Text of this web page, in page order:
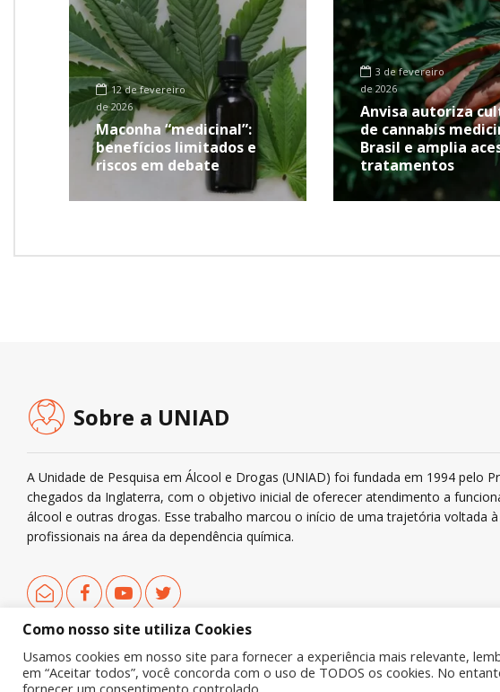
12 de fevereiro
de 2026
Maconha “medicinal”:
benefícios limitados e
riscos em debate
3 de fevereiro
de 2026
Anvisa autoriza
de cannabis
Brasil e amplia
tratamentos
Sobre a UNIAD
A Unidade de Pesquisa em Álcool e Drogas (UNIAD) foi fundada em 1994 pelo
chegados da Inglaterra, com o objetivo inicial de oferecer atendimento a
álcool e outras drogas. Esse trabalho marcou o início de uma trajetória voltada
profissionais na área da dependência química.
Copyright © 2019 UNIAD – Unidade de Pesquisa em Álcool e Drogas
Como nosso site utiliza Cookies
Usamos cookies em nosso site para fornecer a experiência mais relevante,
em “Aceitar todos”, você concorda com o uso de TODOS os cookies. No
fornecer um consentimento controlado.